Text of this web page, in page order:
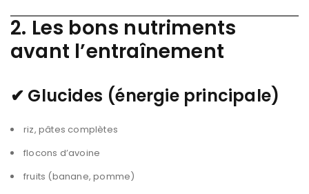
2. Les bons nutriments
avant l’entraînement
✔ Glucides (énergie principale)
riz, pâtes complètes
flocons d’avoine
fruits (banane, pomme)